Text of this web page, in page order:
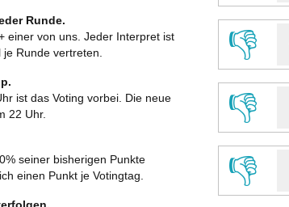
👎
👎
👎
Runde.
einer von uns. Jeder Interpret ist
je Runde vertreten.
ist das Voting vorbei. Die neue
22 Uhr.
seiner bisherigen Punkte
einen Punkt je Votingtag.